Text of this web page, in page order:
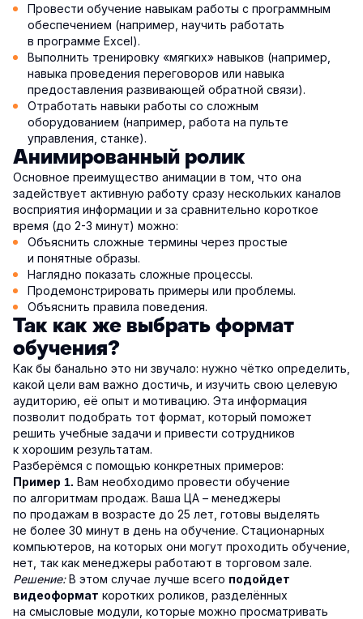
Провести обучение навыкам работы с программным
обеспечением (например, научить работать
в программе Excel).
Выполнить тренировку «мягких» навыков (например,
навыка проведения переговоров или навыка
предоставления развивающей обратной связи).
Отработать навыки работы со сложным
оборудованием (например, работа на пульте
управления, станке).
Анимированный ролик
Основное преимущество анимации в том, что она
задействует активную работу сразу нескольких каналов
восприятия информации и за сравнительно короткое
время (до 2-3 минут) можно:
Объяснить сложные термины через простые
и понятные образы.
Наглядно показать сложные процессы.
Продемонстрировать примеры или проблемы.
Объяснить правила поведения.
Так как же выбрать формат
обучения?
Как бы банально это ни звучало: нужно чётко определить,
какой цели вам важно достичь, и изучить свою целевую
аудиторию, её опыт и мотивацию. Эта информация
позволит подобрать тот формат, который поможет
решить учебные задачи и привести сотрудников
к хорошим результатам.
Разберёмся с помощью конкретных примеров:
Пример 1. Вам необходимо провести обучение
по алгоритмам продаж. Ваша ЦА – менеджеры
по продажам в возрасте до 25 лет, готовы выделять
не более 30 минут в день на обучение. Стационарных
компьютеров, на которых они могут проходить обучение,
нет, так как менеджеры работают в торговом зале.
Решение:В этом случае лучше всего подойдет
видеоформат коротких роликов, разделённых
на смысловые модули, которые можно просматривать